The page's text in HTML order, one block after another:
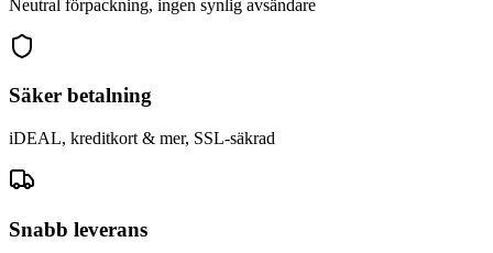
Neutral förpackning, ingen synlig avsändare
Säker betalning
iDEAL, kreditkort & mer, SSL-säkrad
Snabb leverans